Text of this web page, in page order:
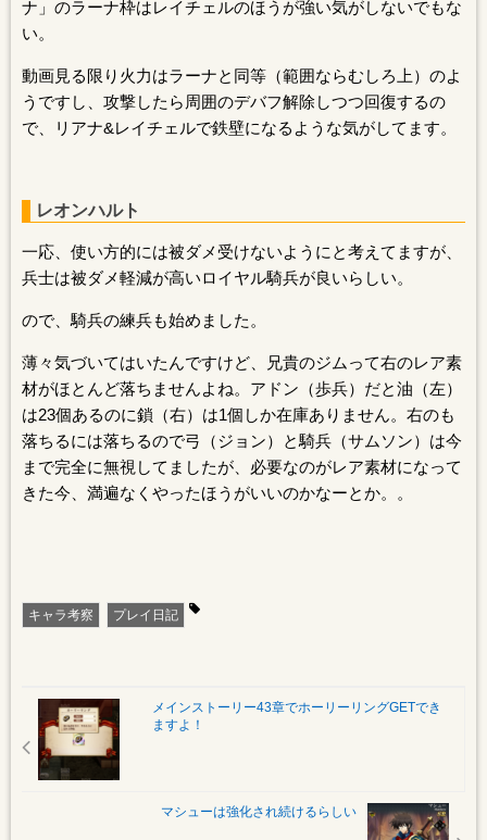
ナ」のラーナ枠はレイチェルのほうが強い気がしないでもな
い。
動画見る限り火力はラーナと同等（範囲ならむしろ上）のよ
うですし、攻撃したら周囲のデバフ解除しつつ回復するの
で、リアナ&レイチェルで鉄壁になるような気がしてます。
レオンハルト
一応、使い方的には被ダメ受けないようにと考えてますが、
兵士は被ダメ軽減が高いロイヤル騎兵が良いらしい。
ので、騎兵の練兵も始めました。
薄々気づいてはいたんですけど、兄貴のジムって右のレア素
材がほとんど落ちませんよね。アドン（歩兵）だと油（左）
は23個あるのに鎖（右）は1個しか在庫ありません。右のも
落ちるには落ちるので弓（ジョン）と騎兵（サムソン）は今
まで完全に無視してましたが、必要なのがレア素材になって
きた今、満遍なくやったほうがいいのかなーとか。。
キャラ考察 プレイ日記
メインストーリー43章でホーリーリングGETでき
ますよ！
マシューは強化され続けるらしい